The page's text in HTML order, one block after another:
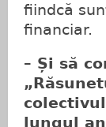
fiindcă
financiar.
– Și să
lungul